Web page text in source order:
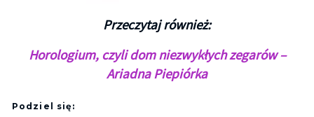
Przeczytaj również:
Horologium, czyli dom niezwykłych zegarów –
Ariadna Piepiórka
Podziel się: